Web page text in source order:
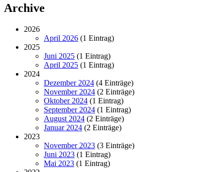
Archive
2026
April 2026 (1 Eintrag)
2025
Juni 2025 (1 Eintrag)
April 2025 (1 Eintrag)
2024
Dezember 2024 (4 Einträge)
November 2024 (2 Einträge)
Oktober 2024 (1 Eintrag)
September 2024 (1 Eintrag)
August 2024 (2 Einträge)
Januar 2024 (2 Einträge)
2023
November 2023 (3 Einträge)
Juni 2023 (1 Eintrag)
Mai 2023 (1 Eintrag)